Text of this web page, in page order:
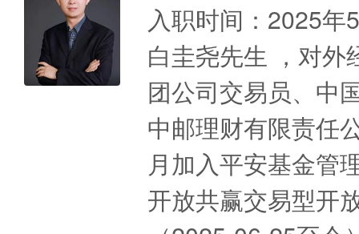
入职时间：2025年
白圭尧先生 ，对外
团公司交易员、中
中邮理财有限责任
月加入平安基金管
开放共赢交易型开